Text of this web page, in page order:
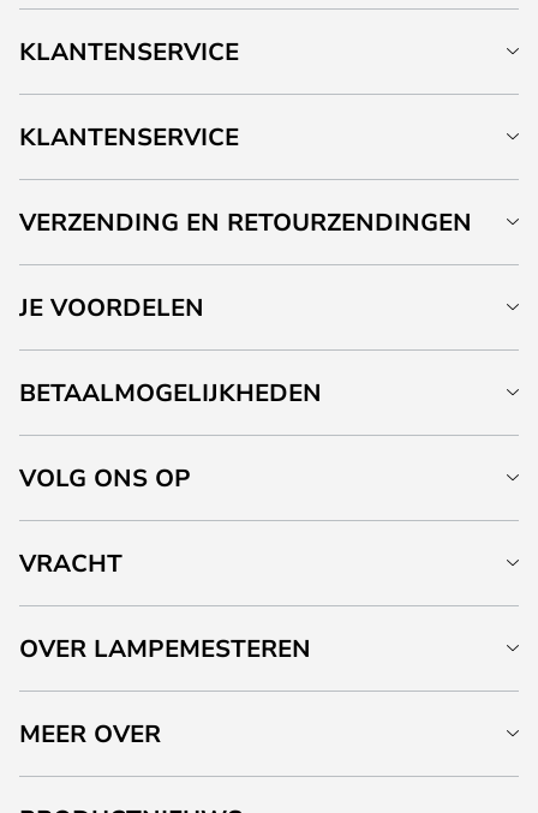
KLANTENSERVICE
KLANTENSERVICE
VERZENDING EN RETOURZENDINGEN
JE VOORDELEN
BETAALMOGELIJKHEDEN
VOLG ONS OP
VRACHT
OVER LAMPEMESTEREN
MEER OVER